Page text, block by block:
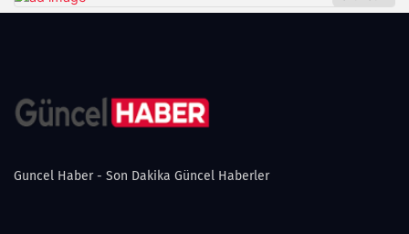
Guncel Haber - Son Dakika Güncel Haberler